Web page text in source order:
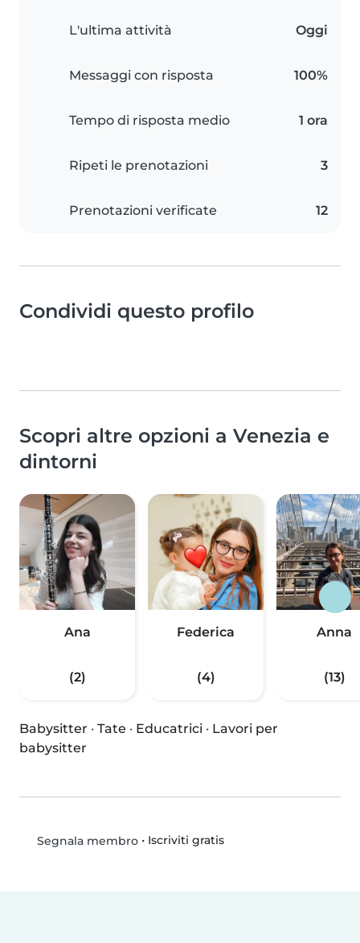
L'ultima attività Oggi
Messaggi con risposta 100%
Tempo di risposta medio 1 ora
Ripeti le prenotazioni 3
Prenotazioni verificate 12
Condividi questo profilo
Scopri altre opzioni a Venezia e
dintorni
Ana
(2)
Federica
(4)
Anna
(13)
Babysitter · Tate · Educatrici · Lavori per
babysitter
Segnala membro• Iscriviti gratis